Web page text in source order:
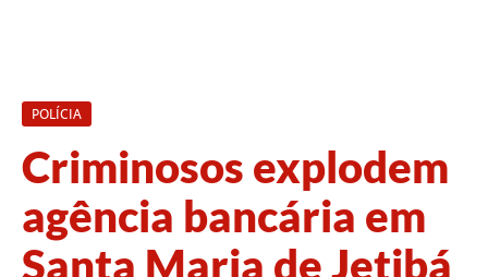
POLÍCIA
Criminosos explodem
agência bancária em
Santa Maria de Jetibá